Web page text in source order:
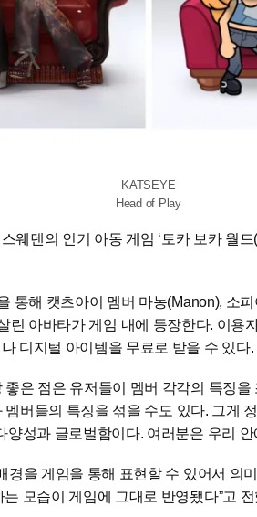
KATSEYE
Head of Play
웨덴의 인기 아동 게임 ‘토카 보카 월드
통해 캣츠아이 멤버 마농(Manon), 소
린 아바타가 게임 내에 등장한다. 이용
디지털 아이템을 무료로 받을 수 있다.
은 점은 유저들이 멤버 각각의 특징
버들의 특징을 섞을 수도 있다. 그게
성과 글로벌함이다. 여러분은 우리
경을 게임을 통해 표현할 수 있어서 의
모습이 게임에 그대로 반영됐다”고